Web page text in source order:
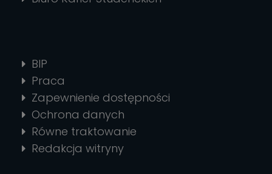
BIP
Praca
Zapewnienie dostępności
Ochrona danych
Równe traktowanie
Redakcja witryny